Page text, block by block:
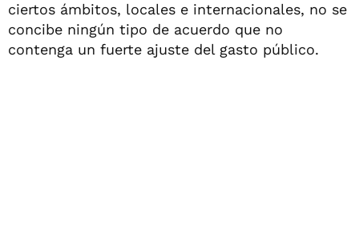
ciertos ámbitos, locales e internacionales, no se
concibe ningún tipo de acuerdo que no
contenga un fuerte ajuste del gasto público.